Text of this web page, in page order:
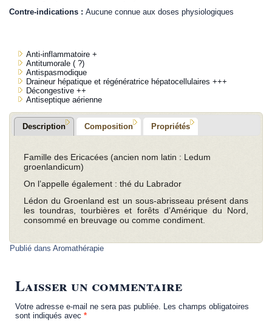
Contre-indications :Aucune connue aux doses physiologiques
Anti-inflammatoire +
Antitumorale ( ?)
Antispasmodique
Draineur hépatique et régénératrice hépatocellulaires +++
Décongestive ++
Antiseptique aérienne
Description Composition Propriétés
Famille des Ericacées (ancien nom latin : Ledum
groenlandicum)
On l’appelle également : thé du Labrador
Lédon du Groenland est un sous-abrisseau présent dans
les toundras, tourbières et forêts d’Amérique du Nord,
consommé en breuvage ou comme condiment.
Publié dans Aromathérapie
Laisser un commentaire
Votre adresse e-mail ne sera pas publiée.
Les champs obligatoires
sont indiqués avec*